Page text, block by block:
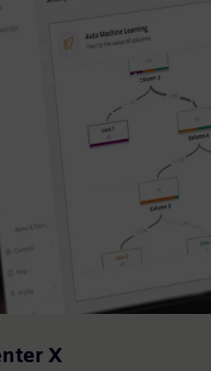
準備、機械学習、ナレッ
ジネスコンテキストと
より、信頼できるAIソ
X